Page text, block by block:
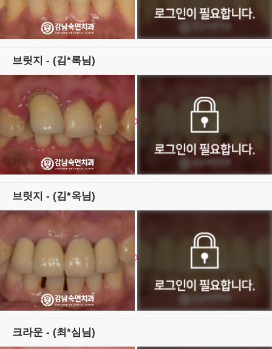
브릿지 - (김*록님)
브릿지 - (김*옥님)
크라운 - (최*심님)